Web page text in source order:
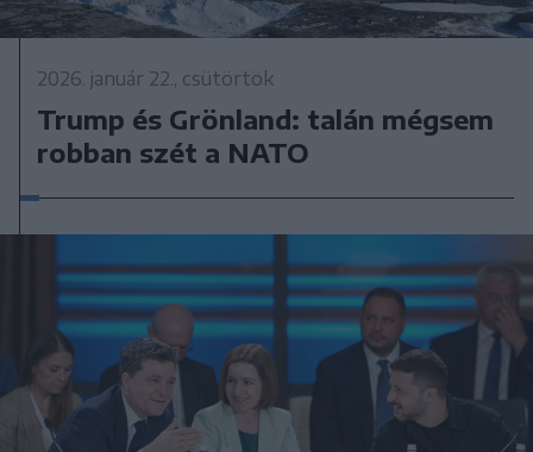
2026. január 22., csütörtök
Trump és Grönland: talán mégsem
robban szét a NATO